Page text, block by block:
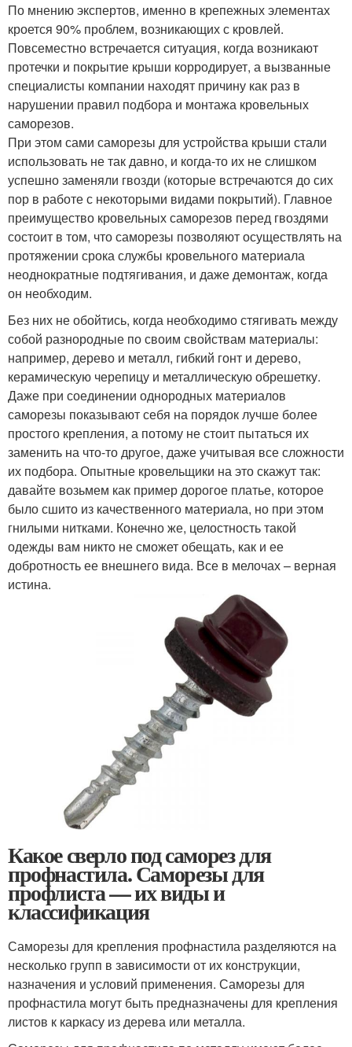
По мнению экспертов, именно в крепежных элементах
кроется 90% проблем, возникающих с кровлей.
Повсеместно встречается ситуация, когда возникают
протечки и покрытие крыши корродирует, а вызванные
специалисты компании находят причину как раз в
нарушении правил подбора и монтажа кровельных
саморезов.
При этом сами саморезы для устройства крыши стали
использовать не так давно, и когда-то их не слишком
успешно заменяли гвозди (которые встречаются до сих
пор в работе с некоторыми видами покрытий). Главное
преимущество кровельных саморезов перед гвоздями
состоит в том, что саморезы позволяют осуществлять на
протяжении срока службы кровельного материала
неоднократные подтягивания, и даже демонтаж, когда
он необходим.
Без них не обойтись, когда необходимо стягивать между
собой разнородные по своим свойствам материалы:
например, дерево и металл, гибкий гонт и дерево,
керамическую черепицу и металлическую обрешетку.
Даже при соединении однородных материалов
саморезы показывают себя на порядок лучше более
простого крепления, а потому не стоит пытаться их
заменить на что-то другое, даже учитывая все сложности
их подбора. Опытные кровельщики на это скажут так:
давайте возьмем как пример дорогое платье, которое
было сшито из качественного материала, но при этом
гнилыми нитками. Конечно же, целостность такой
одежды вам никто не сможет обещать, как и ее
добротность ее внешнего вида. Все в мелочах – верная
истина.
Какое сверло под саморез для
профнастила. Саморезы для
профлиста — их виды и
классификация
Саморезы для крепления профнастила разделяются на
несколько групп в зависимости от их конструкции,
назначения и условий применения. Саморезы для
профнастила могут быть предназначены для крепления
листов к каркасу из дерева или металла.